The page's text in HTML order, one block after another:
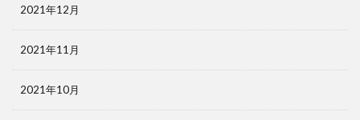
2021年12月
2021年11月
2021年10月